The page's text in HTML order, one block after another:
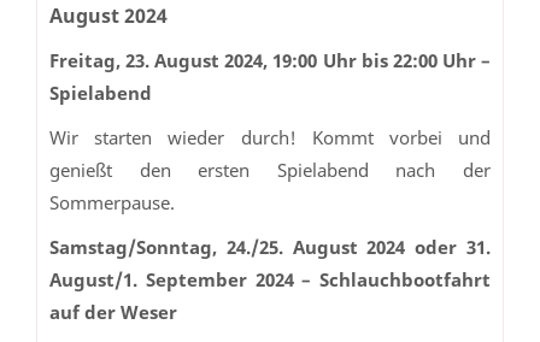
August 2024
Freitag, 23. August 2024, 19:00 Uhr bis 22:00 Uhr –
Spielabend
Wir starten wieder durch! Kommt vorbei und
genießt den ersten Spielabend nach der
Sommerpause.
Samstag/Sonntag, 24./25. August 2024 oder 31.
August/1. September 2024 – Schlauchbootfahrt
auf der Weser